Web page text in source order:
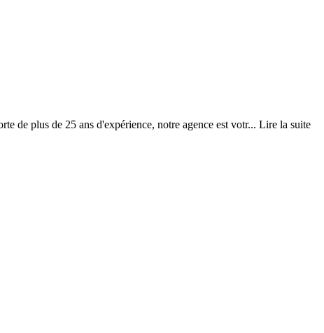
de plus de 25 ans d'expérience, notre agence est votr... Lire la suite